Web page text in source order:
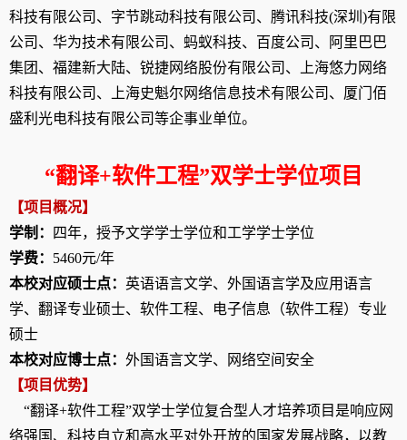
科技有限公司、字节跳动科技有限公司、腾讯科技(深圳 )有限
公司、华为技术有限公司、蚂蚁科技、百度公司、阿里巴巴
集团、福建新大陆、锐捷网络股份有限公司、上海悠力网络
科技有限公司、上海史魁尔网络信息技术有限公司、厦门佰
盛利光电科技有限公司等企事业单位。
“翻译+软件工程”双学士学位项目
【项目概况】
学制：
四年，授予文学学士学位和工学学士学位
学费： 5460元/年
本校对应硕士点： 英语语言文学、外国语言学及应用语言
学、翻译专业硕士、软件工程、电子信息（软件工程）专业
硕士
本校对应博士点： 外国语言文学、网络空间安全
【项目优势】
“翻译+软件工程”双学士学位复合型人才培养项目是响应网
络强国、科技自立和高水平对外开放的国家发展战略，以教